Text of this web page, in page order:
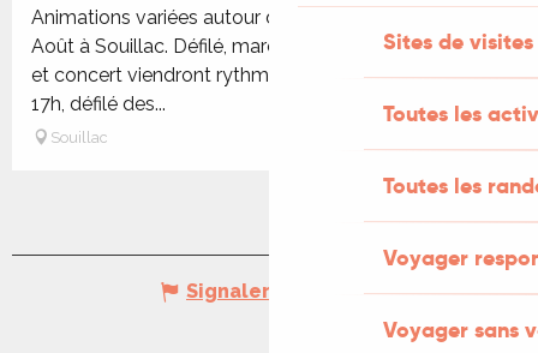
Sites de visites
Toutes les
Toutes les
Voyager
Voyager sans
Animations variées autour du cheval ce samedi 1er
Août à Souillac. Défilé, marché gourmand, spectacle
et concert viendront rythmer l’événement A partir de
17h, défilé des...
Souillac
Signaler une erreur